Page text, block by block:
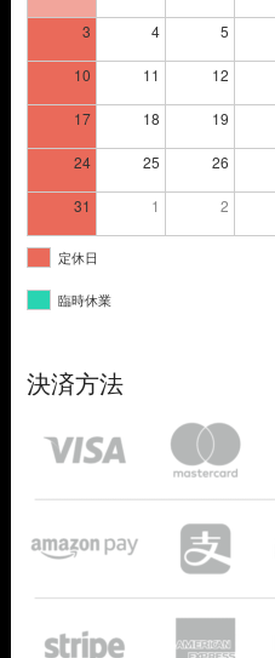
3 4 5
10 11 12
17 18 19
24 25 26
31 1 2
定休日
臨時休業
決済方法